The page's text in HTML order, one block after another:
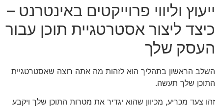
ייעוץ וליווי פרוייקטים באינטרנט –
כיצד ליצור אסטרטגיית תוכן עבור
העסק שלך
השלב הראשון בתהליך הוא לזהות מה אתה רוצה שאסטרטגיית
התוכן שלך תעשה.
זהו צעד מכריע, מכיוון שהוא יגדיר את מטרות התוכן שלך ויקבע